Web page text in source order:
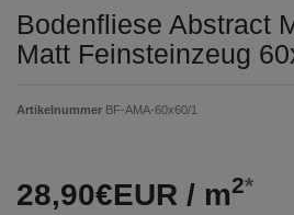
Bodenfliese Abstract
Matt Feinsteinzeug
Artikelnummer BF-AMA-60x60/1
28,90€EUR / m2*